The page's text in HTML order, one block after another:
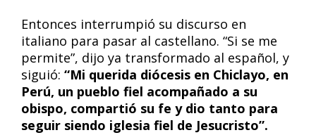
Entonces interrumpió su discurso en
italiano para pasar al castellano. “Si se me
permite”, dijo ya transformado al español, y
siguió: “Mi querida diócesis en Chiclayo, en
Perú, un pueblo fiel acompañado a su
obispo, compartió su fe y dio tanto para
seguir siendo iglesia fiel de Jesucristo”.